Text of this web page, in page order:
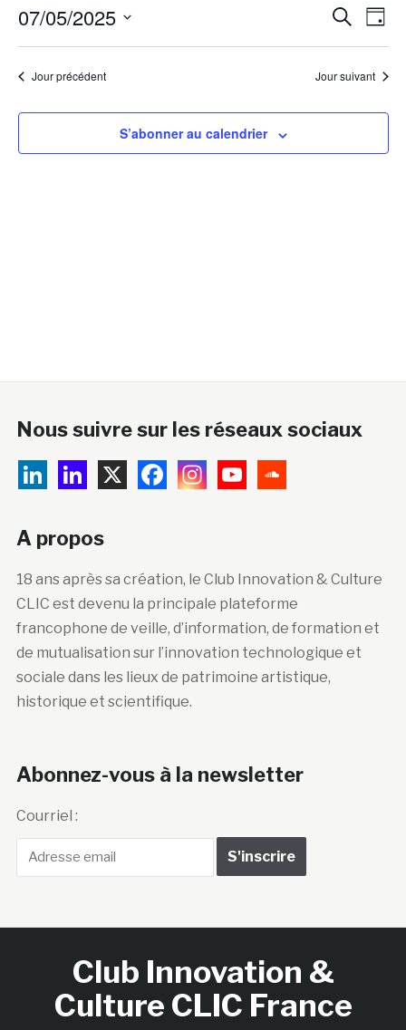
et
de
Jour
07/05/2025
Sélectionnez
uneJour précédent Jour suivant
S’abonner au calendrier
Nous suivre sur les réseaux sociaux
A propos
18 ans après sa création, le Club Innovation & Culture
CLIC est devenu la principale plateforme
francophone de veille, d’information, de formation et
de mutualisation sur l’innovation technologique et
sociale dans les lieux de patrimoine artistique,
historique et scientifique.
Abonnez-vous à la newsletter
Courriel :
Club Innovation &
Culture CLIC France